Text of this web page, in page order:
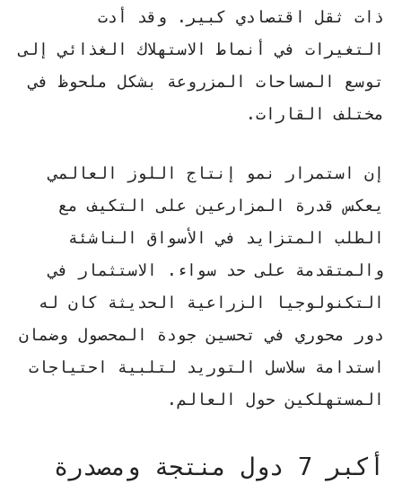
ذات ثقل اقتصادي كبير. وقد أدت
التغيرات في أنماط الاستهلاك الغذائي إلى
توسع المساحات المزروعة بشكل ملحوظ في
مختلف القارات.
إن استمرار نمو
إنتاج اللوز العالمي
يعكس قدرة المزارعين على التكيف مع
الطلب المتزايد في الأسواق الناشئة
والمتقدمة على حد سواء.
الاستثمار في
التكنولوجيا الزراعية الحديثة كان له
دور محوري في تحسين جودة المحصول وضمان
استدامة سلاسل التوريد لتلبية احتياجات
المستهلكين حول العالم.
أكبر 7 دول منتجة ومصدرة